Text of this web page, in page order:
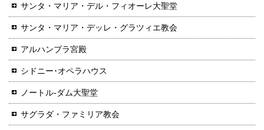
サンタ・マリア・デル・フィオーレ大聖堂
サンタ・マリア・デッレ・グラツィエ教会
アルハンブラ宮殿
シドニー･オペラハウス
ノートル-ダム大聖堂
サグラダ・ファミリア教会